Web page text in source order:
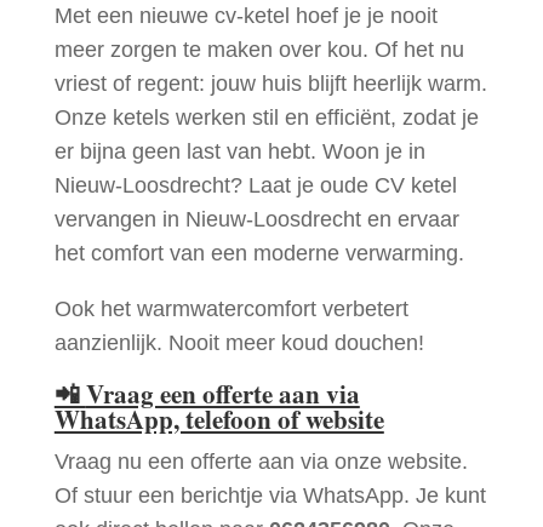
Met een nieuwe cv-ketel hoef je je nooit
meer zorgen te maken over kou. Of het nu
vriest of regent: jouw huis blijft heerlijk warm.
Onze ketels werken stil en efficiënt, zodat je
er bijna geen last van hebt. Woon je in
Nieuw-Loosdrecht? Laat je oude CV ketel
vervangen in Nieuw-Loosdrecht en ervaar
het comfort van een moderne verwarming.
Ook het warmwatercomfort verbetert
aanzienlijk. Nooit meer koud douchen!
📲Vraag een offerte aan via
WhatsApp, telefoon of website
Vraag nu een offerte aan via onze website.
Of stuur een berichtje via WhatsApp. Je kunt